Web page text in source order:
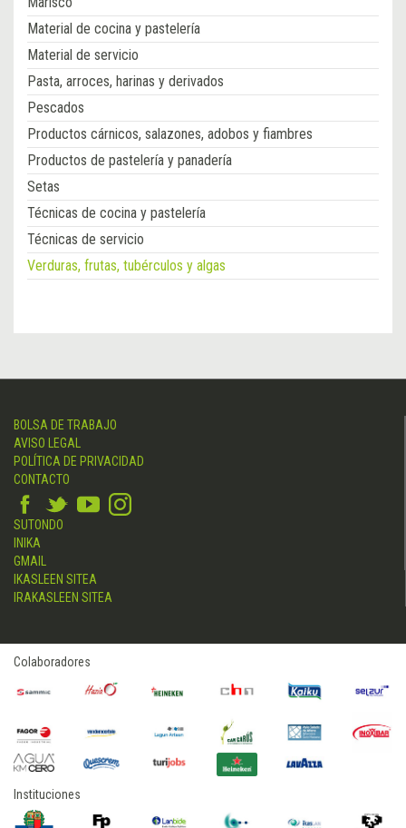
Material de cocina y pastelería
Material de servicio
Pasta, arroces, harinas y derivados
Pescados
Productos cárnicos, salazones, adobos y fiambres
Productos de pastelería y panadería
Setas
Técnicas de cocina y pastelería
Técnicas de servicio
Verduras, frutas, tubérculos y algas
BOLSA DE TRABAJO
AVISO LEGAL
POLÍTICA DE PRIVACIDAD
CONTACTO
SUTONDO
INIKA
GMAIL
IKASLEEN SITEA
IRAKASLEEN SITEA
Colaboradores
Instituciones